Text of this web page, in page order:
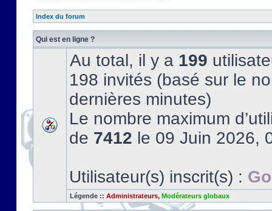
Index du forum
Qui est en ligne ?
Au total, il y a 199
198 invités (basé sur le
dernières minutes)
Le nombre maximum
de 7412 le 09 Juin 2026,
Utilisateur(s) inscrit(s) :
Légende :: Administrateurs, Modérateurs globaux